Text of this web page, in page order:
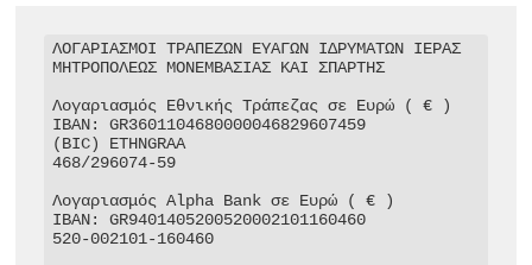
ΛΟΓΑΡΙΑΣΜΟΙ ΤΡΑΠΕΖΩΝ ΕΥΑΓΩΝ ΙΔΡΥΜΑΤΩΝ ΙΕΡΑΣ
ΜΗΤΡΟΠΟΛΕΩΣ ΜΟΝΕΜΒΑΣΙΑΣ ΚΑΙ ΣΠΑΡΤΗΣ
Λογαριασμός Εθνικής Τράπεζας σε Ευρώ ( € )
IBAN: GR3601104680000046829607459
(BIC) ETHNGRAA
468/296074-59
Λογαριασμός Alpha Bank σε Ευρώ ( € )
IBAN: GR9401405200520002101160460
520-002101-160460